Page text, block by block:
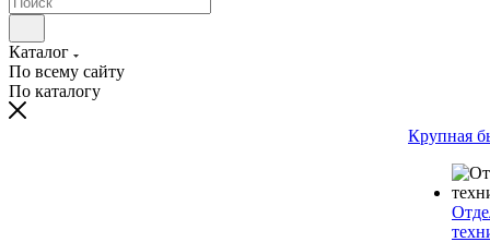
Каталог
По всему сайту
По каталогу
Крупная